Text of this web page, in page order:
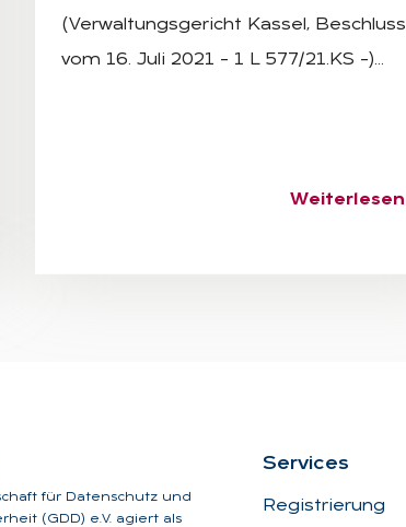
(Verwaltungsgericht Kassel, Beschluss
vom 16. Juli 2021 – 1 L 577/21.KS –)…
Weiterlesen
für Datenschutz und
(GDD) e.V. agiert als
Ser­vices
Registrierung